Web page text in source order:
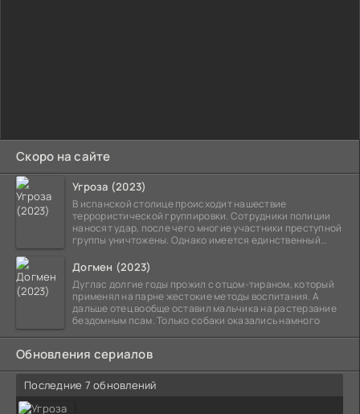
Скоро на сайте
Угроза (2023)
В испанской столице происходит нашествие
террористической группировки. Сотрудники полиции
наносят удар, после чего многие участники преступной
группы уничтожены. Однако имеется единственный
Догмен (2023)
Дуглас долгие годы прожил с отцом-тираном, который
применял на парне жестокие методы воспитания. А
дальше отец вообще оставил мальчика на растерзание
бездомным псам. Только собаки оказались намного
Обновления сериалов
Последние 7 обновлений